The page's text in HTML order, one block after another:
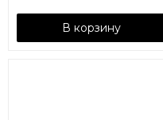
В корзину